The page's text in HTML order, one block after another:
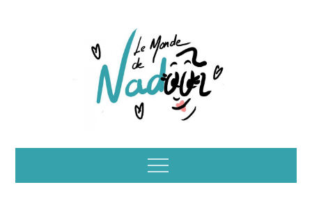
Illustrations – le
monde de Nadoo
Menu